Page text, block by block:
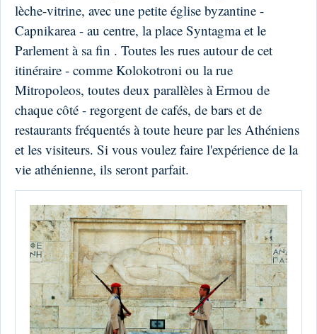
lèche-vitrine, avec une petite église byzantine -
Capnikarea - au centre, la place Syntagma et le
Parlement à sa fin . Toutes les rues autour de cet
itinéraire - comme Kolokotroni ou la rue
Mitropoleos, toutes deux parallèles à Ermou de
chaque côté - regorgent de cafés, de bars et de
restaurants fréquentés à toute heure par les Athéniens
et les visiteurs. Si vous voulez faire l'expérience de la
vie athénienne, ils seront parfait.